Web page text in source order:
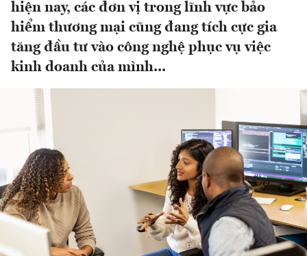
hiện nay, các đơn vị trong lĩnh vực bảo
hiểm thương mại cũng đang tích cực gia
tăng đầu tư vào công nghệ phục vụ việc
kinh doanh của mình...